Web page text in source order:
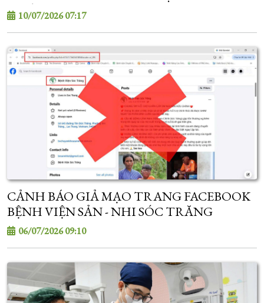
CHỨC NĂM 2026
10/07/2026 07:17
CẢNH BÁO GIẢ MẠO TRANG FACEBOOK
BỆNH VIỆN SẢN - NHI SÓC TRĂNG
06/07/2026 09:10